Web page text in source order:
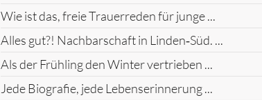
Wie ist das, freie Trauerreden für junge ...
Alles gut?! Nachbarschaft in Linden‑Süd. ...
Als der Frühling den Winter vertrieben ...
Jede Biografie, jede Lebenserinnerung ...